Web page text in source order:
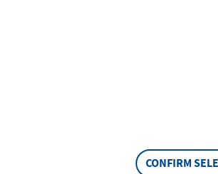
BOOKMARK CONFIRM